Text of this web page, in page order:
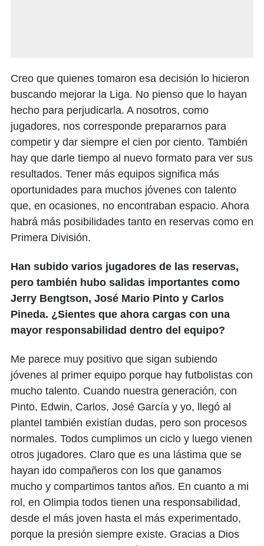
Creo que quienes tomaron esa decisión lo hicieron
buscando mejorar la Liga. No pienso que lo hayan
hecho para perjudicarla. A nosotros, como
jugadores, nos corresponde prepararnos para
competir y dar siempre el cien por ciento. También
hay que darle tiempo al nuevo formato para ver sus
resultados. Tener más equipos significa más
oportunidades para muchos jóvenes con talento
que, en ocasiones, no encontraban espacio. Ahora
habrá más posibilidades tanto en reservas como en
Primera División.
Han subido varios jugadores de las reservas,
pero también hubo salidas importantes como
Jerry Bengtson, José Mario Pinto y Carlos
Pineda. ¿Sientes que ahora cargas con una
mayor responsabilidad dentro del equipo?
Me parece muy positivo que sigan subiendo
jóvenes al primer equipo porque hay futbolistas con
mucho talento. Cuando nuestra generación, con
Pinto, Edwin, Carlos, José García y yo, llegó al
plantel también existían dudas, pero son procesos
normales. Todos cumplimos un ciclo y luego vienen
otros jugadores. Claro que es una lástima que se
hayan ido compañeros con los que ganamos
mucho y compartimos tantos años. En cuanto a mi
rol, en Olimpia todos tienen una responsabilidad,
desde el más joven hasta el más experimentado,
porque la presión siempre existe. Gracias a Dios